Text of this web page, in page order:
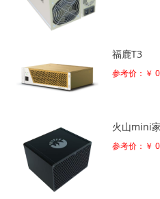
福鹿T3
参考价：￥
火山mini
参考价：￥